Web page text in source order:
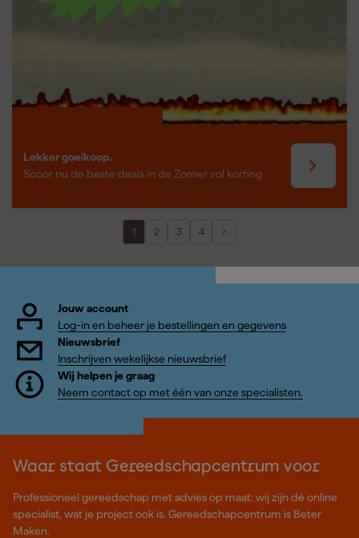
Lekker goeikoop.
Scoor nu de beste deals in de Zomer vol korting
1 2 3 4
Jouw account
Log-in en beheer je bestellingen en gegevens
Nieuwsbrief
Inschrijven wekelijkse nieuwsbrief
Wij helpen je graag
Neem contact op met één van onze specialisten.
Waar staat Gereedschapcentrum voor
Professioneel gereedschap met advies op maat: wij zijn dé online
specialist, wat je project ook is. Gereedschapcentrum is Beter
Maken.